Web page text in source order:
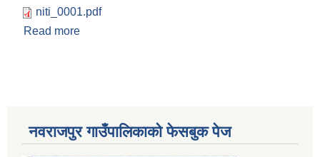
niti_0001.pdf
Read more
नवराजपुर गाउँपालिकाको फेसबुक पेज